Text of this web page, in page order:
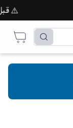
⚠️ قبل